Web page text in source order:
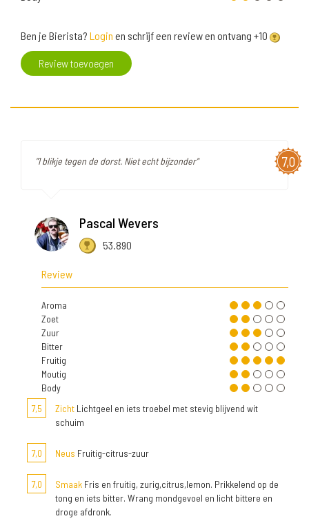
Ben je Bierista? Login en schrijf een review en ontvang +10
Review toevoegen
7,0
"1 blikje tegen de dorst. Niet echt bijzonder"
Pascal Wevers
53.890
Review
Aroma
Zoet
Zuur
Bitter
Fruitig
Moutig
Body
7,5
Zicht Lichtgeel en iets troebel met stevig blijvend wit
schuim
7,0 Neus Fruitig-citrus-zuur
7,0 Smaak Fris en fruitig, zurig,citrus,lemon. Prikkelend op de
tong en iets bitter. Wrang mondgevoel en licht bittere en
droge afdronk.